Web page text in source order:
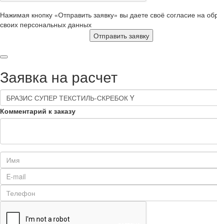
Нажимая кнопку «Отправить заявку» вы даете своё согласие на
своих персональных данных
Отправить заявку
Заявка на расчет
Комментарий к заказу